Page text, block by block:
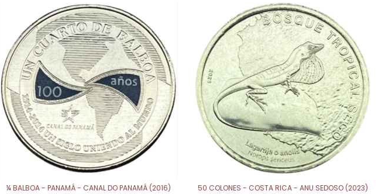
¼ BALBOA - PANAMÁ - CANAL DO PANAMÁ (2016)
50 COLONES - COSTA RICA - ANU SEDOSO (2023)